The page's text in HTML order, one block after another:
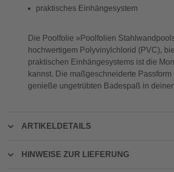
praktisches Einhängesystem
Die Poolfolie »Poolfolien
hochwertigem Polyvinylchlorid (PVC),
praktischen Einhängesystems ist die
kannst. Die maßgeschneiderte
genieße ungetrübten Badespaß in
ARTIKELDETAILS
HINWEISE ZUR LIEFERUNG